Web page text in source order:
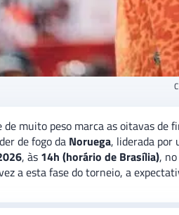
muito peso marca as oitavas de
de fogo da Noruega, liderada por
, às 14h (horário de Brasília),
a esta fase do torneio, a